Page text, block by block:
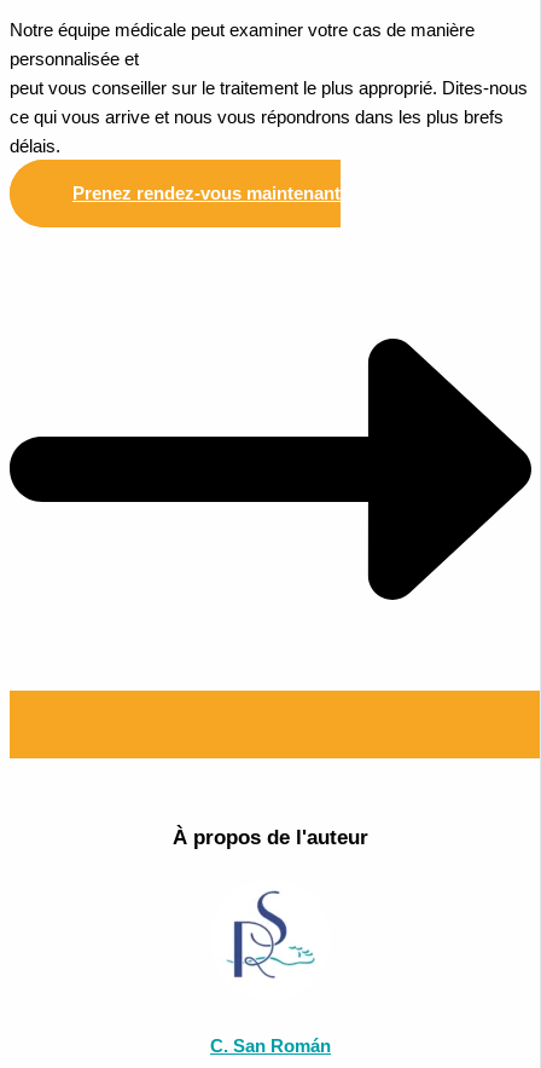
Notre équipe médicale peut examiner votre cas de manière
personnalisée et
peut vous conseiller sur le traitement le plus approprié. Dites-nous
ce qui vous arrive et nous vous répondrons dans les plus brefs
délais.
Prenez rendez-vous maintenant
À propos de l'auteur
C. San Román